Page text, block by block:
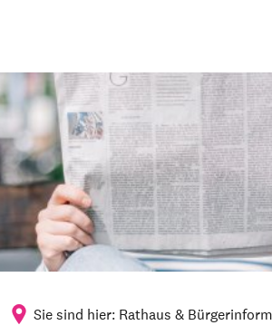
Sie sind hier: Rathaus &